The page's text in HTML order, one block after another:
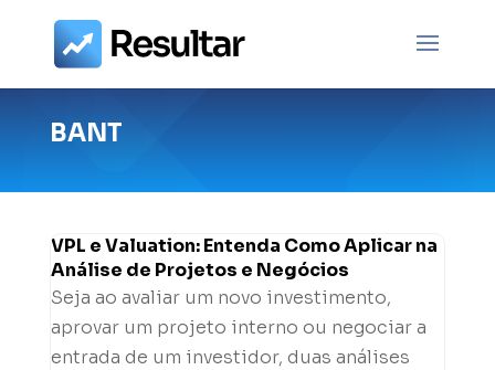
BANT
VPL e Valuation: Entenda Como Aplicar na
Análise de Projetos e Negócios
Seja ao avaliar um novo investimento,
aprovar um projeto interno ou negociar a
entrada de um investidor, duas análises